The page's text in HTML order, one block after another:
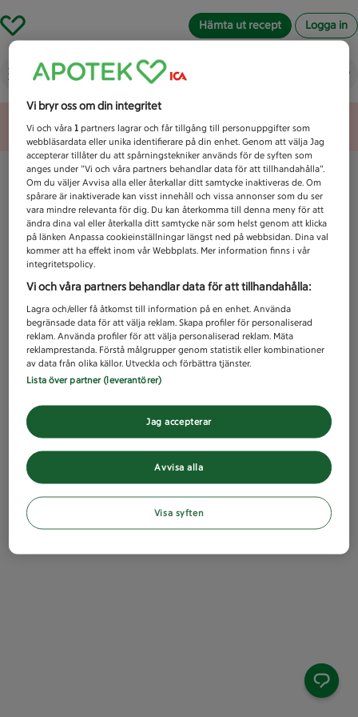
Hämta ut recept Logga in
Vad letar du efter idag?
Unknown error
Vi bryr oss om din integritet
Vi och våra1 partners lagrar och får tillgång till personuppgifter som
webbläsardata eller unika identifierare på din enhet. Genom att välja Jag
accepterar tillåter du att spårningstekniker används för de syften som
anges under ”Vi och våra partners behandlar data för att tillhandahålla”.
Om du väljer Avvisa alla eller återkallar ditt samtycke inaktiveras de. Om
spårare är inaktiverade kan visst innehåll och vissa annonser som du ser
vara mindre relevanta för dig. Du kan återkomma till denna meny för att
ändra dina val eller återkalla ditt samtycke när som helst genom att klicka
på länken Anpassa cookieinställningar längst ned på webbsidan. Dina val
kommer att ha effekt inom vår Webbplats. Mer information finns i vår
integritetspolicy.
Vi och våra partners behandlar data för att tillhandahålla:
Lagra och/eller få åtkomst till information på en enhet. Använda
begränsade data för att välja reklam. Skapa profiler för personaliserad
reklam. Använda profiler för att välja personaliserad reklam. Mäta
reklamprestanda. Förstå målgrupper genom statistik eller kombinationer
av data från olika källor. Utveckla och förbättra tjänster.
Lista över partner (leverantörer)
Avvisa alla
Jag accepterar
Visa syften